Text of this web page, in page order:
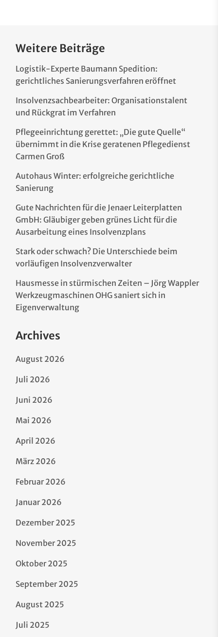
Weitere Beiträge
Logistik-Experte Baumann Spedition:
gerichtliches Sanierungsverfahren eröffnet
Insolvenzsachbearbeiter: Organisationstalent
und Rückgrat im Verfahren
Pflegeeinrichtung gerettet: „Die gute Quelle“
übernimmt in die Krise geratenen Pflegedienst
Carmen Groß
Autohaus Winter: erfolgreiche gerichtliche
Sanierung
Gute Nachrichten für die Jenaer Leiterplatten
GmbH: Gläubiger geben grünes Licht für die
Ausarbeitung eines Insolvenzplans
Stark oder schwach? Die Unterschiede beim
vorläufigen Insolvenzverwalter
Hausmesse in stürmischen Zeiten – Jörg Wappler
Werkzeugmaschinen OHG saniert sich in
Eigenverwaltung
Archives
August 2026
Juli 2026
Juni 2026
Mai 2026
April 2026
März 2026
Februar 2026
Januar 2026
Dezember 2025
November 2025
Oktober 2025
September 2025
August 2025
Juli 2025